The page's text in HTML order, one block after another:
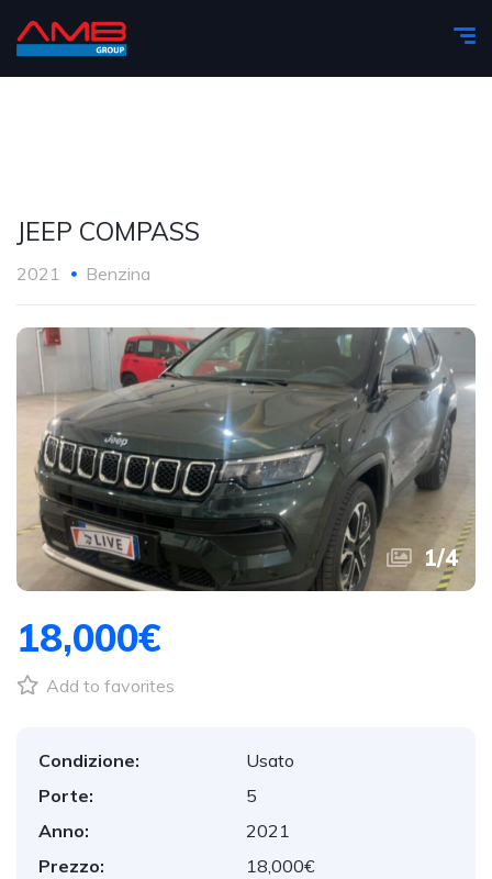
JEEP COMPASS
2021 Benzina
1/4
18,000€
Add to favorites
Condizione:
Usato
Porte:
5
Anno:
2021
Prezzo:
18,000€